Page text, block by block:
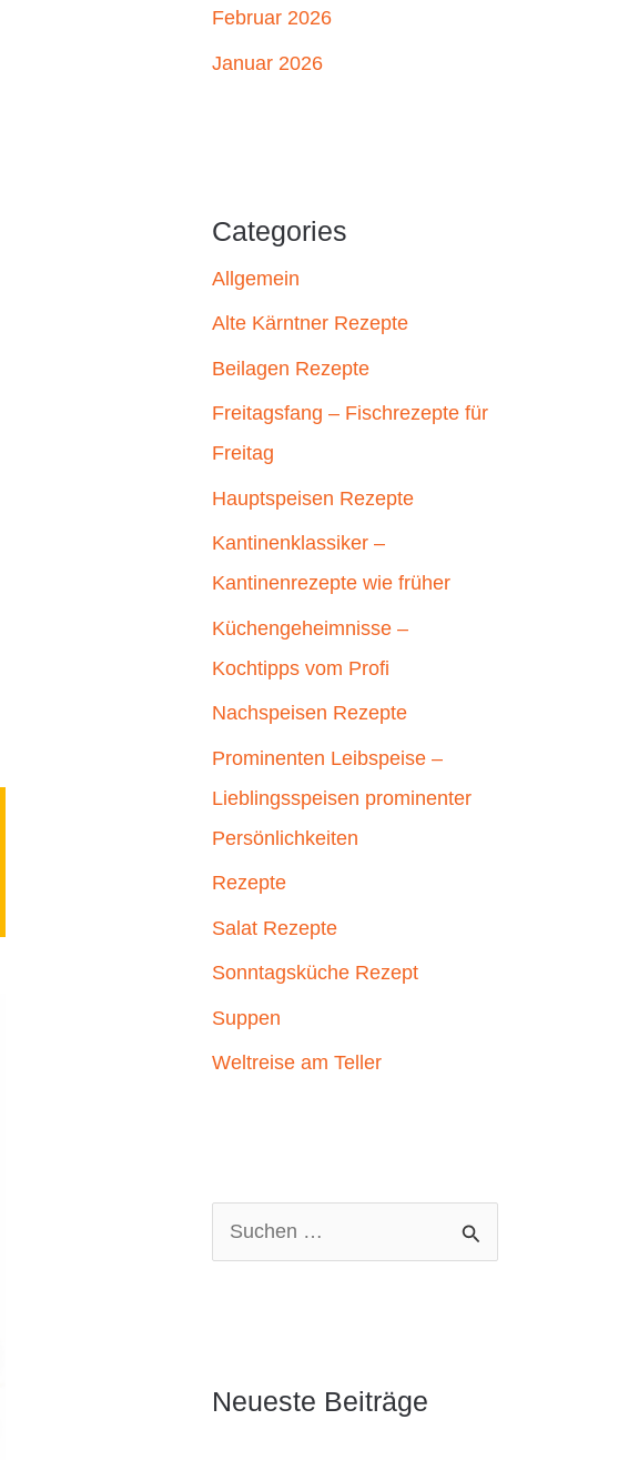
Februar 2026
Januar 2026
Categories
Allgemein
Alte Kärntner Rezepte
Beilagen Rezepte
Freitagsfang – Fischrezepte für
Freitag
Hauptspeisen Rezepte
Kantinenklassiker –
Kantinenrezepte wie früher
Küchengeheimnisse –
Kochtipps vom Profi
Nachspeisen Rezepte
Prominenten Leibspeise –
Lieblingsspeisen prominenter
Persönlichkeiten
Rezepte
Salat Rezepte
Sonntagsküche Rezept
Suppen
Weltreise am Teller
u
Neueste Beiträge